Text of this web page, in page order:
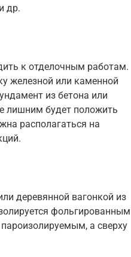
др.
к отделочным работам.
железной или каменной
из бетона или
лишним будет положить
располагаться на
деревянной вагонкой из
фольгированным
а сверху